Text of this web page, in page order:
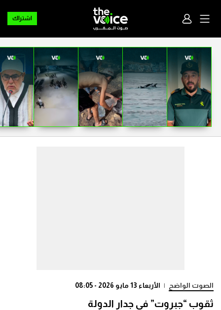
اشتراك
الصوت الواضح | الأربعاء 13 مايو 2026 - 08:05
ثقوب “جبروت” في جدار الدولة